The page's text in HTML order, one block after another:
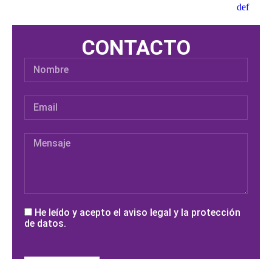
CONTACTO
He leído y acepto el aviso legal y la protección
de datos.